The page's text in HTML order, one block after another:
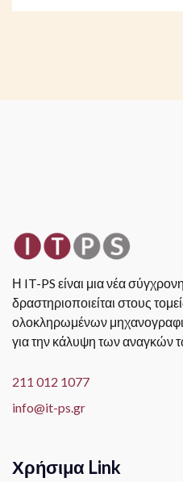
Η IT-PS είναι μια νέα
δραστηριοποιείται στους
ολοκληρωμένων
για την κάλυψη των αναγκών
211 012 1077
info@it-ps.gr
Χρήσιμα Link